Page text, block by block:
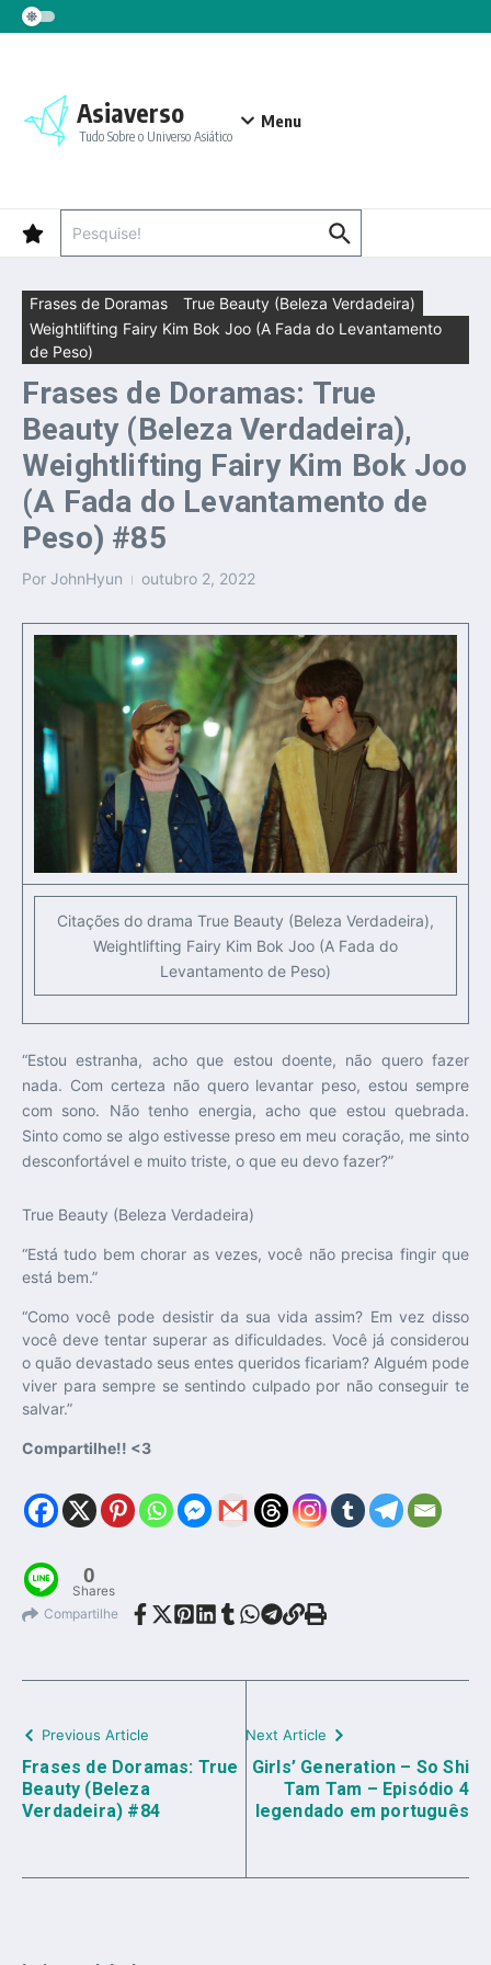
Ir para o conteúdo
Asiaverso
Tudo Sobre o Universo Asiático
Menu
Frases de Doramas
True Beauty (Beleza Verdadeira)
Weightlifting Fairy Kim Bok Joo (A Fada do Levantamento
de Peso)
Frases de Doramas: True
Beauty (Beleza Verdadeira),
Weightlifting Fairy Kim Bok Joo
(A Fada do Levantamento de
Peso) #85
Por JohnHyun outubro 2, 2022
Citações do drama True Beauty (Beleza Verdadeira),
Weightlifting Fairy Kim Bok Joo (A Fada do
Levantamento de Peso)
“Estou estranha, acho que estou doente, não quero fazer
nada. Com certeza não quero levantar peso, estou sempre
com sono. Não tenho energia, acho que estou quebrada.
Sinto como se algo estivesse preso em meu coração, me sinto
desconfortável e muito triste, o que eu devo fazer?”
True Beauty (Beleza Verdadeira)
“Está tudo bem chorar as vezes, você não precisa fingir que
está bem.”
“Como você pode desistir da sua vida assim? Em vez disso
você deve tentar superar as dificuldades. Você já considerou
o quão devastado seus entes queridos ficariam? Alguém pode
viver para sempre se sentindo culpado por não conseguir te
salvar.”
Compartilhe!! <3
0
Shares
Compartilhe
Previous Article
Frases de Doramas: True
Beauty (Beleza
Verdadeira) #84
Next Article
Girls’ Generation – So Shi
Tam Tam – Episódio 4
legendado em português